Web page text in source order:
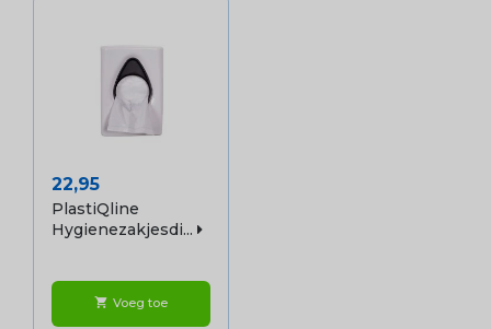
Prijs
22,95
PlastiQline
Hygienezakjesdi...
shopping_cart Voeg toe